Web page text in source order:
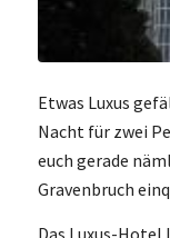
Etwas Luxus
Nacht für zwei
euch gerade
Gravenbruch
Das Luxus-